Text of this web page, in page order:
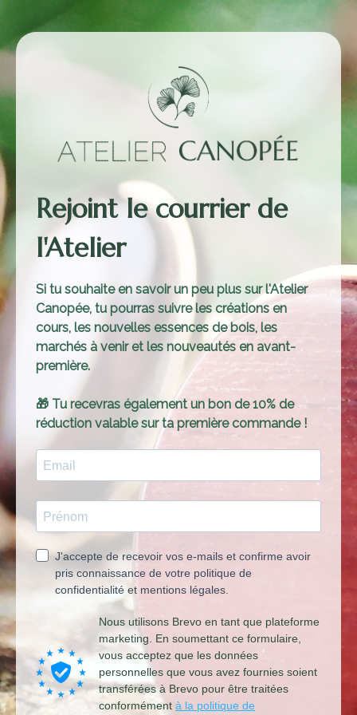
Rejoint le courrier de
l'Atelier
Si tu souhaite en savoir un peu plus sur l'Atelier
Canopée, tu pourras suivre les créations en
cours, les nouvelles essences de bois, les
marchés à venir et les nouveautés en avant-
première.
🎁 Tu recevras également un bon de 10% de
réduction valable sur ta première commande !
J'accepte de recevoir vos e-mails et confirme avoir
pris connaissance de votre politique de
confidentialité et mentions légales.
Nous utilisons Brevo en tant que plateforme
marketing. En soumettant ce formulaire,
vous acceptez que les données
personnelles que vous avez fournies soient
transférées à Brevo pour être traitées
conformément à la politique de